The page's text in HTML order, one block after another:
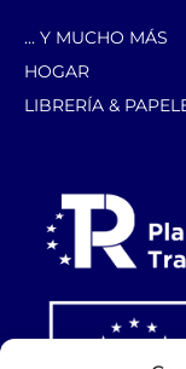
... Y MUCHO MÁS
HOGAR
LIBRERÍA &